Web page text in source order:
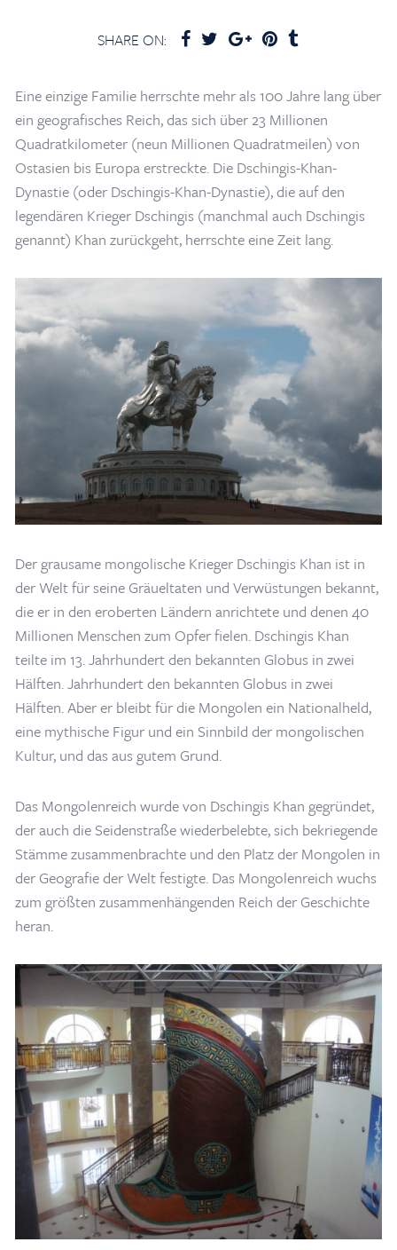
Home /Blogs & Artikel /Genghis Khan Statue in der Provinz Tuv
SHARE ON:
Eine einzige Familie herrschte mehr als 100 Jahre lang über
ein geografisches Reich, das sich über 23 Millionen
Quadratkilometer (neun Millionen Quadratmeilen) von
Ostasien bis Europa erstreckte. Die Dschingis-Khan-
Dynastie (oder Dschingis-Khan-Dynastie), die auf den
legendären Krieger Dschingis (manchmal auch Dschingis
genannt) Khan zurückgeht, herrschte eine Zeit lang.
Der grausame mongolische Krieger Dschingis Khan ist in
der Welt für seine Gräueltaten und Verwüstungen bekannt,
die er in den eroberten Ländern anrichtete und denen 40
Millionen Menschen zum Opfer fielen. Dschingis Khan
teilte im 13. Jahrhundert den bekannten Globus in zwei
Hälften. Jahrhundert den bekannten Globus in zwei
Hälften. Aber er bleibt für die Mongolen ein Nationalheld,
eine mythische Figur und ein Sinnbild der mongolischen
Kultur, und das aus gutem Grund.
Das Mongolenreich wurde von Dschingis Khan gegründet,
der auch die Seidenstraße wiederbelebte, sich bekriegende
Stämme zusammenbrachte und den Platz der Mongolen in
der Geografie der Welt festigte. Das Mongolenreich wuchs
zum größten zusammenhängenden Reich der Geschichte
heran.